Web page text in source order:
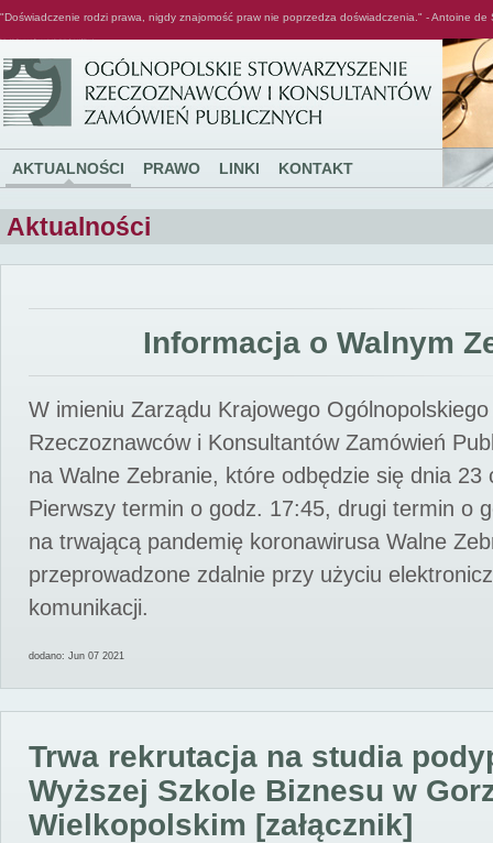
"Doświadczenie rodzi prawa, nigdy znajomość praw nie poprzedza doświadczenia." - Antoine de
AKTUALNOŚCI PRAWO LINKI KONTAKT
Aktualności
Informacja o Walnym
W imieniu Zarządu Krajowego
Rzeczoznawców i Konsultantów Zamówień
na Walne Zebranie, które odbędzie się dnia 23
Pierwszy termin o godz. 17:45, drugi termin o
na trwającą pandemię koronawirusa Walne
przeprowadzone zdalnie przy użyciu
komunikacji.
dodano: Jun 07 2021
Trwa rekrutacja na studia
Wyższej Szkole Biznesu w
Wielkopolskim [załącznik]